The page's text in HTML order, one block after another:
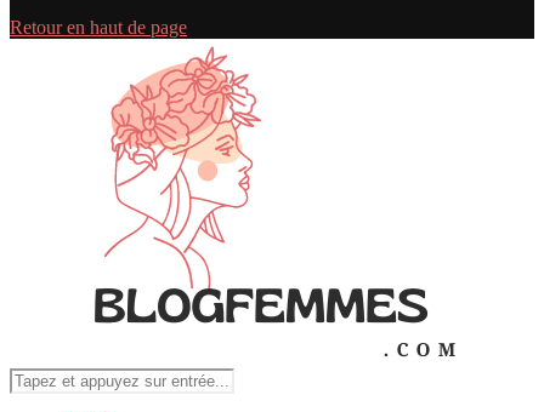
Retour en haut de page